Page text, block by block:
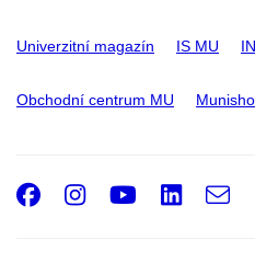
Univerzitní magazín IS MU
Obchodní centrum MU
Facebook
Instagram
Youtube
e-